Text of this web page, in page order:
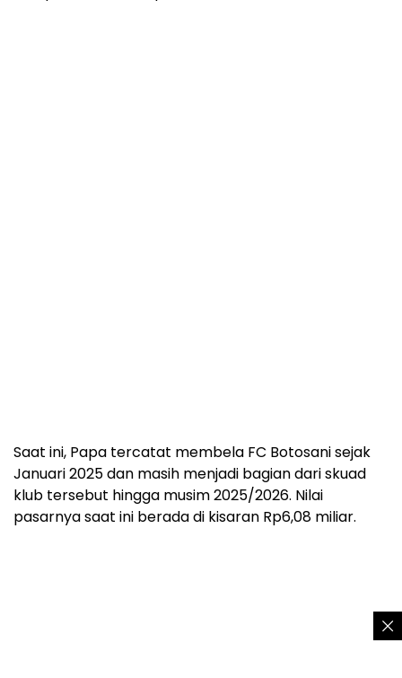
Saat ini, Papa tercatat membela FC Botosani sejak
Januari 2025 dan masih menjadi bagian dari skuad
klub tersebut hingga musim 2025/2026. Nilai
pasarnya saat ini berada di kisaran Rp6,08 miliar.